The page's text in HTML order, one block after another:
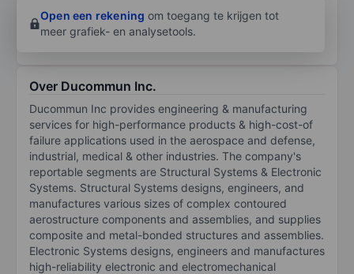
Open een rekening om toegang te krijgen tot
meer grafiek- en analysetools.
Over Ducommun Inc.
Ducommun Inc provides engineering & manufacturing
services for high-performance products & high-cost-of
failure applications used in the aerospace and defense,
industrial, medical & other industries. The company's
reportable segments are Structural Systems & Electronic
Systems. Structural Systems designs, engineers, and
manufactures various sizes of complex contoured
aerostructure components and assemblies, and supplies
composite and metal-bonded structures and assemblies.
Electronic Systems designs, engineers and manufactures
high-reliability electronic and electromechanical